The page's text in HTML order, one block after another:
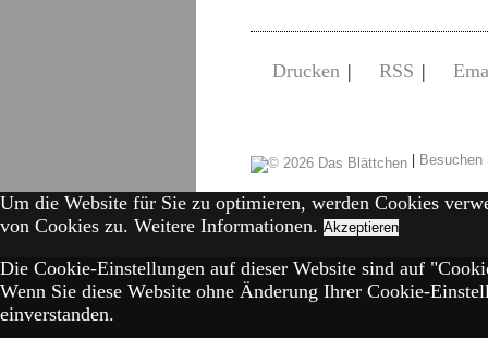
Drucken | RSS |
|
Um die Website für Sie zu optimieren, werden Cookies
von Cookies zu. Weitere Informationen. Akzeptieren
Die Cookie-Einstellungen auf dieser Website sind auf
Wenn Sie diese Website ohne Änderung Ihrer Cookie-
einverstanden.